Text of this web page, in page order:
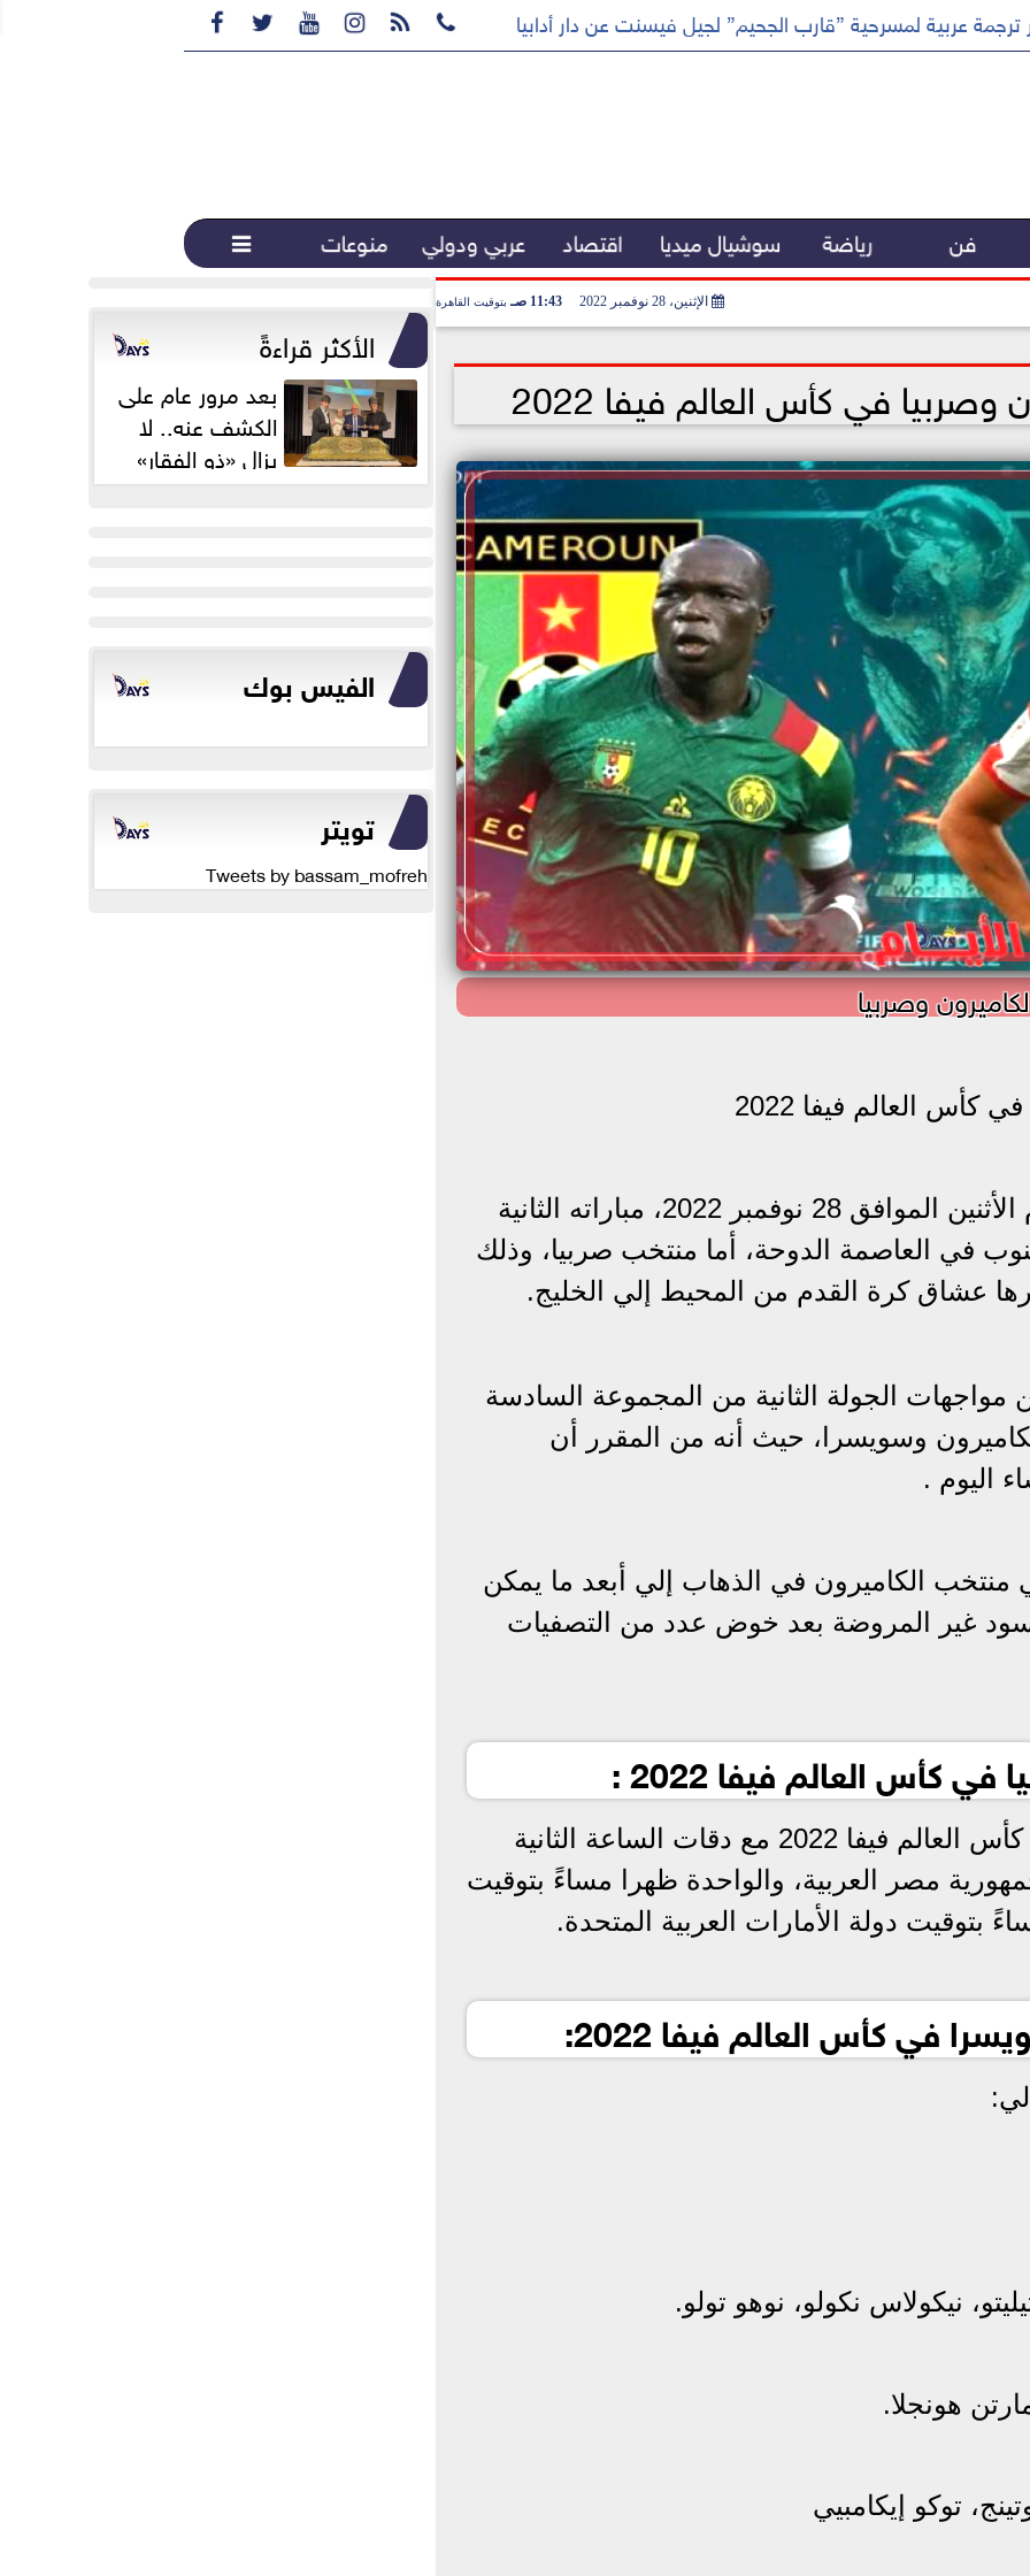
      عربية لمسرحية ”قارب الجحيم” لجيل فيسنت عن دار أدابيا
فن رياضة سوشيال ميديا اقتصاد عربي ودولي منوعات 
الإثنين، 28 نوفمبر 2022 11:43 صـ بتوقيت القاهرة
في كأس العالم فيفا 2022
وصربيا
العالم فيفا 2022
يخوض منتخب الكاميرون ظهر اليوم الأثنين الموافق 28 نوفمبر 2022، مباراته الثانية
في العاصمة الدوحة، أما منتخب صربيا، وذلك
عشاق كرة القدم من المحيط إلي الخليج.
مواجهات الجولة الثانية من المجموعة السادسة
وسويسرا، حيث أنه من المقرر أن
اليوم .
منتخب الكاميرون في الذهاب إلي أبعد ما يمكن
غير المروضة بعد خوض عدد من التصفيات
كأس العالم فيفا 2022 :
تبدأ مباراة الكاميرون وسويسرا في كأس العالم فيفا 2022 مع دقات الساعة الثانية
مصر العربية، والواحدة ظهرا مساءً بتوقيت
بتوقيت دولة الأمارات العربية المتحدة.
في كأس العالم فيفا 2022:
نيكولاس نكولو، نوهو تولو.
هونجلا.
توكو إيكامبيي
الأكثر قراءةً
بعد مرور عام على
الكشف عنه.. لا
يزال «ذو الفقار»
محور اهتمام...
الفيس بوك
تويتر
Tweets by bassam_mofreh